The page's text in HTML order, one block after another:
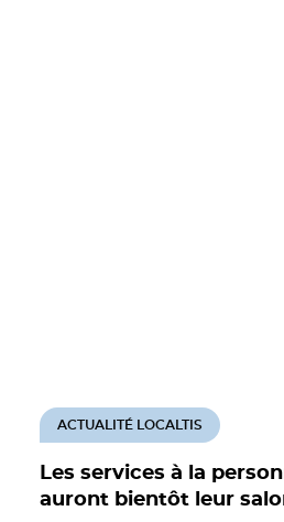
Les services à la
auront bientôt leur
ACTUALITÉ LOCALTIS